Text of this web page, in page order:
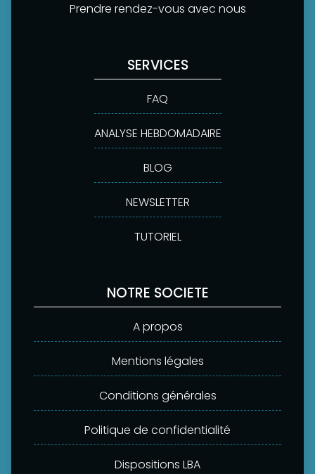
Prendre rendez-vous avec nous
SERVICES
FAQ
ANALYSE HEBDOMADAIRE
BLOG
NEWSLETTER
TUTORIEL
NOTRE SOCIETE
A propos
Mentions légales
Conditions générales
Politique de confidentialité
Dispositions LBA